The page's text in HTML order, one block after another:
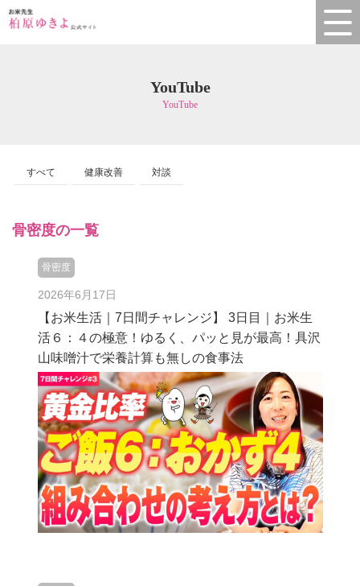
YouTube
YouTube
すべて 健康改善 対談
骨密度の一覧
骨密度
2026年6月17日
【お米生活｜7日間チャレンジ】 3日目｜お米生
活６：４の極意！ゆるく、パッと見が最高！具沢
山味噌汁で栄養計算も無しの食事法